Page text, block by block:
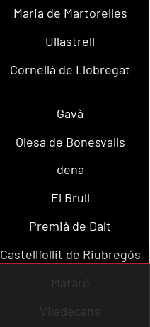
Maria de Martorelles
Ullastrell
Cornellà de Llobregat
Gavà
Olesa de Bonesvalls
dena
El Brull
Premià de Dalt
Castellfollit de Riubregós
Mataró
Viladecans